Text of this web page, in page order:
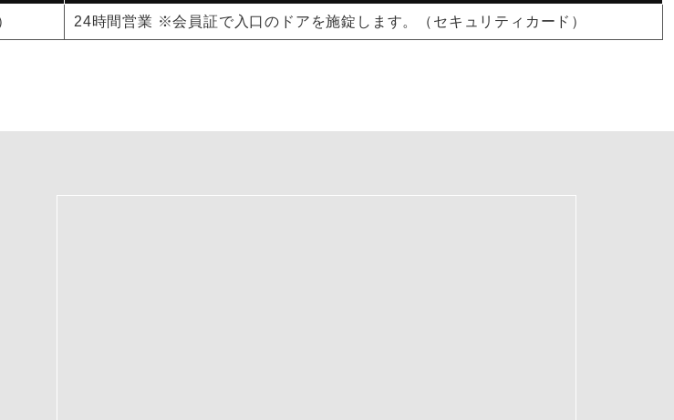
24時間営業 ※会員証で入口のドアを施錠します。（セキュリティカード）